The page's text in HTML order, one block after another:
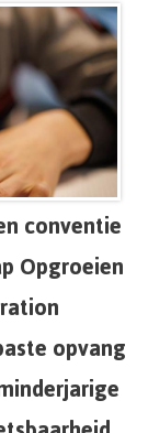
conventie
Opgroeien
opvang